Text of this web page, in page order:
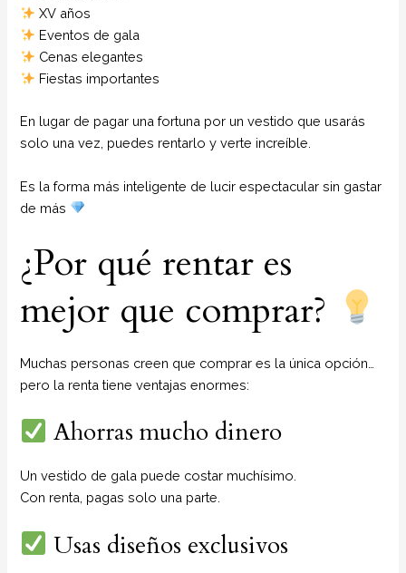
XV años
Eventos de gala
Cenas elegantes
Fiestas importantes
En lugar de pagar una fortuna por un vestido que usarás
solo una vez, puedes rentarlo y verte increíble.
Es la forma más inteligente de lucir espectacular sin gastar
de más
¿Por qué rentar es
mejor que comprar?
Muchas personas creen que comprar es la única opción…
pero la renta tiene ventajas enormes:
Ahorras mucho dinero
Un vestido de gala puede costar muchísimo.
Con renta, pagas solo una parte.
Usas diseños exclusivos